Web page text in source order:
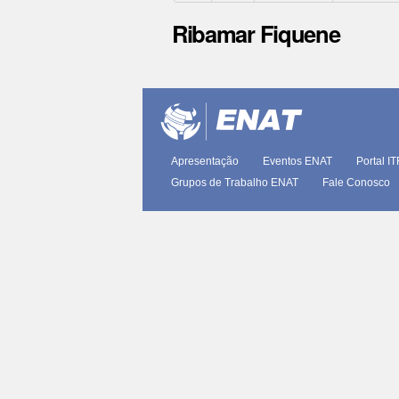
Ribamar Fiquene
documento
Apresentação Eventos ENAT Portal
Grupos de Trabalho ENAT
Fale Conosco